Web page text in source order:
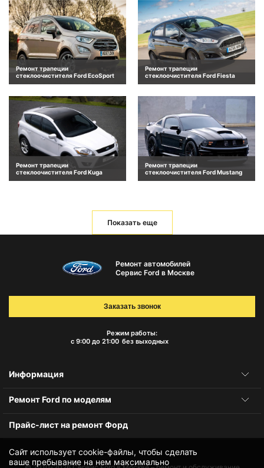
Ремонт трапеции
стеклоочистителя Ford EcoSport
Ремонт трапеции
стеклоочистителя Ford Fiesta
Ремонт трапеции
стеклоочистителя Ford Kuga
Ремонт трапеции
стеклоочистителя Ford Mustang
Показать еще
Сайт использует cookie-файлы, чтобы сделать
ваше пребывание на нем максимально
Ремонт автомобилей
Сервис Ford в Москве
Режим работы:
с 9:00 до 21:00 без выходных
Заказать звонок
Информация
Ремонт Ford по моделям
Прайс-лист на ремонт Форд